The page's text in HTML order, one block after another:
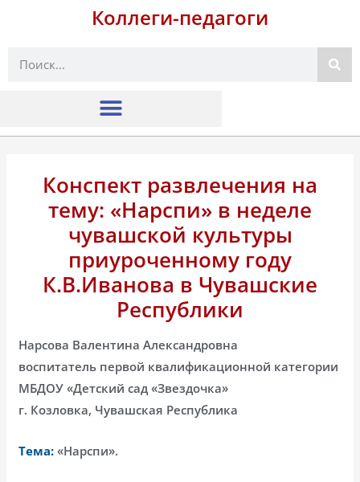
Коллеги-педагоги
Поиск
Конспект развлечения на
тему: «Нарспи» в неделе
чувашской культуры
приуроченному году
К.В.Иванова в Чувашские
Республики
Нарсова Валентина Александровна
воспитатель первой квалификационной категории
МБДОУ «Детский сад «Звездочка»
г. Козловка, Чувашская Республика
Тема: «Нарспи».